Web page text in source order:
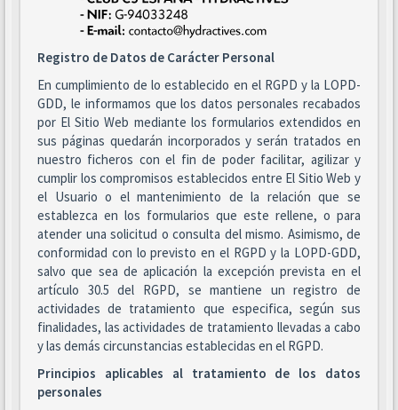
Registro de Datos de Carácter Personal
En cumplimiento de lo establecido en el RGPD y la LOPD-
GDD, le informamos que los datos personales recabados
por El Sitio Web mediante los formularios extendidos en
sus páginas quedarán incorporados y serán tratados en
nuestro ficheros con el fin de poder facilitar, agilizar y
cumplir los compromisos establecidos entre El Sitio Web y
el Usuario o el mantenimiento de la relación que se
establezca en los formularios que este rellene, o para
atender una solicitud o consulta del mismo. Asimismo, de
conformidad con lo previsto en el RGPD y la LOPD-GDD,
salvo que sea de aplicación la excepción prevista en el
artículo 30.5 del RGPD, se mantiene un registro de
actividades de tratamiento que especifica, según sus
finalidades, las actividades de tratamiento llevadas a cabo
y las demás circunstancias establecidas en el RGPD.
Principios aplicables al tratamiento de los datos
personales